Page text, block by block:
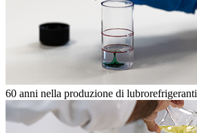
60 anni nella produzione di lubrorefrigeranti